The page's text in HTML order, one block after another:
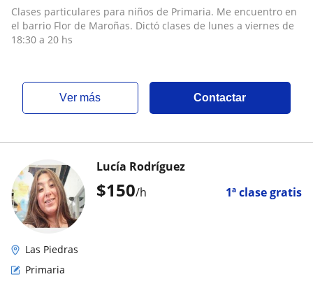
Clases particulares para niños de Primaria. Me encuentro en
el barrio Flor de Maroñas. Dictó clases de lunes a viernes de
18:30 a 20 hs
ver más Contactar
$150/h 1ª clase gratis
Lucía Rodríguez
Las Piedras
Primaria